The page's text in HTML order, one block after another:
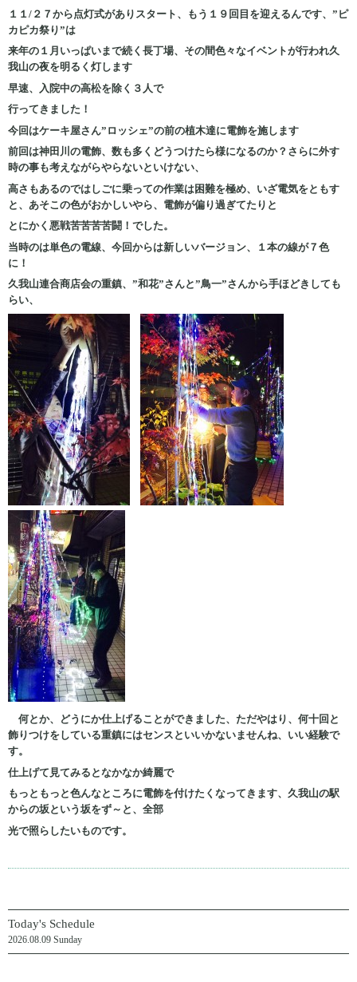
１１/２７から点灯式がありスタート、もう１９回目を迎えるんです、”ピ
カピカ祭り”は
来年の１月いっぱいまで続く長丁場、その間色々なイベントが行われ久
我山の夜を明るく灯します
早速、入院中の高松を除く３人で
行ってきました！
今回はケーキ屋さん”ロッシェ”の前の植木達に電飾を施します
前回は神田川の電飾、数も多くどうつけたら様になるのか？さらに外す
時の事も考えながらやらないといけない、
高さもあるのではしごに乗っての作業は困難を極め、いざ電気をともす
と、あそこの色がおかしいやら、電飾が偏り過ぎてたりと
とにかく悪戦苦苦苦苦闘！でした。
当時のは単色の電線、今回からは新しいバージョン、１本の線が７色
に！
久我山連合商店会の重鎮、”和花”さんと”鳥一”さんから手ほどきしても
らい、
何とか、どうにか仕上げることができました、ただやはり、何十回と
飾りつけをしている重鎮にはセンスといいかないませんね、いい経験で
す。
仕上げて見てみるとなかなか綺麗で
もっともっと色んなところに電飾を付けたくなってきます、久我山の駅
からの坂という坂をず～と、全部
光で照らしたいものです。
Today's Schedule
2026.08.09 Sunday